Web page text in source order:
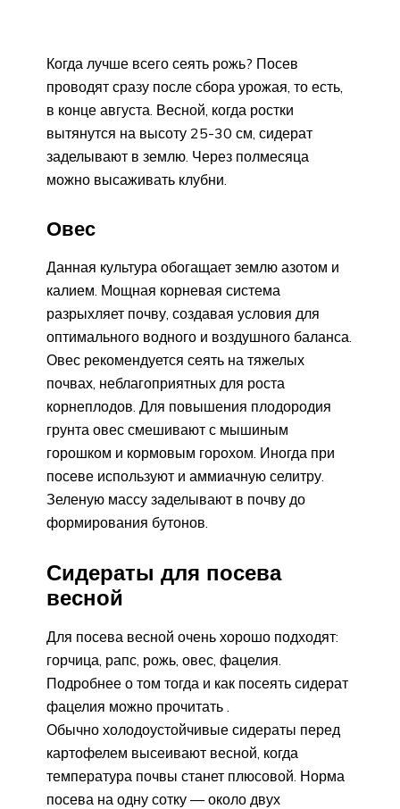
Когда лучше всего сеять рожь? Посев
проводят сразу после сбора урожая, то есть,
в конце августа. Весной, когда ростки
вытянутся на высоту 25-30 см, сидерат
заделывают в землю. Через полмесяца
можно высаживать клубни.
Овес
Данная культура обогащает землю азотом и
калием. Мощная корневая система
разрыхляет почву, создавая условия для
оптимального водного и воздушного баланса.
Овес рекомендуется сеять на тяжелых
почвах, неблагоприятных для роста
корнеплодов. Для повышения плодородия
грунта овес смешивают с мышиным
горошком и кормовым горохом. Иногда при
посеве используют и аммиачную селитру.
Зеленую массу заделывают в почву до
формирования бутонов.
Сидераты для посева
весной
Для посева весной очень хорошо подходят:
горчица, рапс, рожь, овес, фацелия.
Подробнее о том тогда и как посеять сидерат
фацелия можно прочитать .
Обычно холодоустойчивые сидераты перед
картофелем высеивают весной, когда
температура почвы станет плюсовой. Норма
посева на одну сотку — около двух